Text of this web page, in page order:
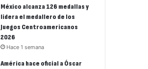
México alcanza 126 medallas y
lidera el medallero de los
Juegos Centroamericanos
2026
Hace 1 semana
América hace oficial a Óscar